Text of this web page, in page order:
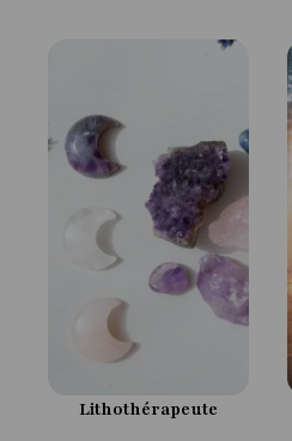
Lithothérapeute